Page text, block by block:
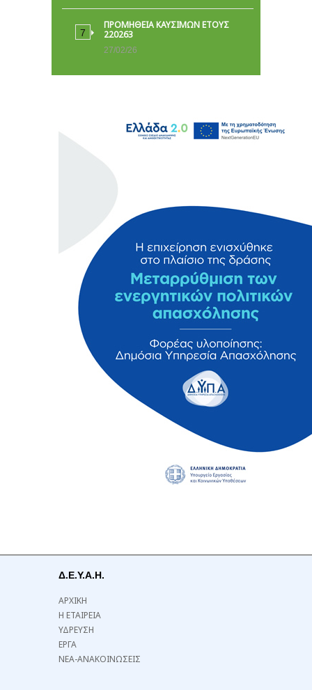
ΠΡΟΜΗΘΕΙΑ ΚΑΥΣΙΜΩΝ ΕΤΟΥΣ
220263
27/02/26
Δ.Ε.Υ.Α.Η.
ΑΡΧΙΚΗ
Η ΕΤΑΙΡΕΙΑ
ΥΔΡΕΥΣΗ
ΕΡΓΑ
ΝΕΑ-ΑΝΑΚΟΙΝΩΣΕΙΣ